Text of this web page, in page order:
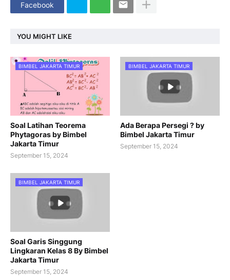
Facebook
YOU MIGHT LIKE
BIMBEL JAKARTA TIMUR
Soal Latihan Teorema
Phytagoras by Bimbel
Jakarta Timur
September 15, 2024
BIMBEL JAKARTA TIMUR
Ada Berapa Persegi ? by
Bimbel Jakarta Timur
September 15, 2024
BIMBEL JAKARTA TIMUR
Soal Garis Singgung
Lingkaran Kelas 8 By Bimbel
Jakarta Timur
September 15, 2024